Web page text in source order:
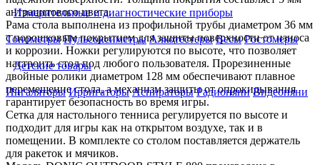
Измерительные и диагностические приборы
Тонометры Пульсоксиметры Алкотестеры Весы Ростомеры
Детские товары
Ингаляторы Ирригаторы Аспираторы Радионяни Видеоняни
антрацитового цвета.
Рама стола выполнена из профильной трубы диаметром 36 мм
с порошковым покрытием для защиты поверхности от износа
и коррозии. Ножки регулируются по высоте, что позволяет
настроить стол под любого пользователя. Прорезиненные
двойные ролики диаметром 128 мм обеспечивают плавное
перемещение стола, а механизм защиты от опрокидывания
гарантирует безопасность во время игры.
Сетка для настольного тенниса регулируется по высоте и
подходит для игры как на открытом воздухе, так и в
помещении. В комплекте со столом поставляется держатель
для ракеток и мячиков.